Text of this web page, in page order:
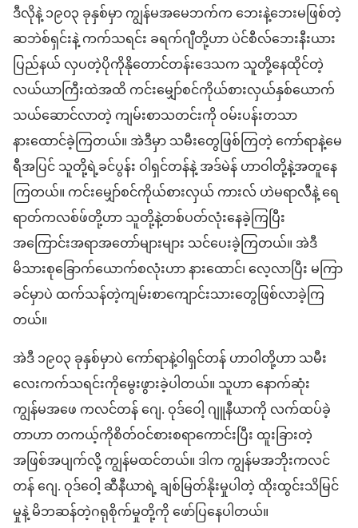
ဒီလိုနဲ့ ၁၉၀၃ ခုနှစ်​မှာ ကျွန်မ​အမေ​ဘက်က ဘေး​နဲ့​ဘေးမ​ဖြစ်​တဲ့
ဆ​ဘဲ​စ်​ရှင်း​နဲ့ က​က်သ​ရင်း ခရက်ဂျီ​တို့​ဟာ ပဲ​င်​စီ​လ်​ဘေး​နီး​ယား​
ပြည်နယ် လှပတဲ့​ပို​ကို​နို​တောင်တန်း​ဒေသက သူတို့​နေထိုင်တဲ့​
လယ်ယာ​ကြီး​ထဲ​အထိ ကင်းမျှော်စင်​ကိုယ်စားလှယ်​နှစ်ယောက်
သယ်ဆောင်​လာတဲ့ ကျမ်းစာ​သတင်းကို ဝမ်း​ပန်း​တ​သာ​
နားထောင်​ခဲ့​ကြတယ်။ အဲဒီမှာ သမီးတွေ​ဖြစ်​ကြ​တဲ့ ကော်​ရာ​နဲ့​မေ
ရီ​အပြင် သူတို့ရဲ့​ခင်ပွန်း ဝါ​ရှင်​တန်​နဲ့ အ​ဒ်​မဲ​န် ဟာ​ဝါ​တို့​နဲ့​အတူ​နေ
ကြ​တယ်။ ကင်းမျှော်စင်​ကိုယ်စားလှယ် ကားလ် ဟဲ​မ​ရာ​လီ​နဲ့ ရေ
ရာ​တ်​က​လစ်​ဖ်​တို့​ဟာ သူတို့နဲ့​တစ်ပတ်လုံး​နေခဲ့​ကြ​ပြီး
အကြောင်းအရာ​အတော်များများ သင်ပေးခဲ့​ကြတယ်။ အဲဒီ​
မိသားစု​ခြောက်​ယောက်​စ​လုံး​ဟာ နားထောင်၊ လေ့လာ​ပြီး မကြာ
ခင်​မှာပဲ ထက်သန်​တဲ့​ကျမ်းစာ​ကျောင်းသား​တွေ​ဖြစ်လာ​ခဲ့​ကြ
တယ်။
အဲဒီ ၁၉၀၃ ခုနှစ်​မှာပဲ ကော်​ရာ​နဲ့​ဝါ​ရှင်​တန် ဟာ​ဝါ​တို့​ဟာ သမီး
လေး​က​က်သ​ရင်း​ကို​မွေးဖွား​ခဲ့​ပါ​တယ်။ သူဟာ နောက်ဆုံး
ကျွန်မ​အဖေ ကလင်တန် ဂျေ. ဝုဒ်​ဝေါ့ ဂျူနီယာ​ကို လက်ထပ်ခဲ့​
တာ​ဟာ တကယ့်ကို​စိတ်ဝင်စားစရာ​ကောင်းပြီး ထူးခြားတဲ့​
အဖြစ်အပျက်​လို့ ကျွန်မ​ထင်​တယ်။ ဒါက ကျွန်မ​အဘိုး​ကလင်
တန် ဂျေ. ဝုဒ်​ဝေါ့ ဆီ​နီ​ယာ​ရဲ့ ချစ်​မြတ်နိုးမှု​ပါ​တဲ့ ထိုးထွင်း​သိမြင်
မှုနဲ့ မိဘ​ဆန်​တဲ့​ဂရုစိုက်​မှု​တို့ကို ဖော်ပြ​နေပါတယ်။